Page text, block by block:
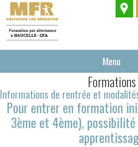
Menu
Formations
Informations de rentrée et
Pour entrer en formation
3ème et 4ème),